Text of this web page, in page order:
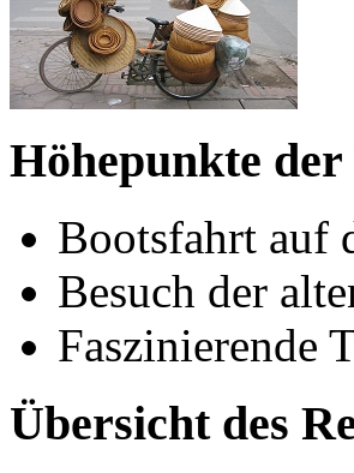
Höhepunkte der
Bootsfahrt auf
Besuch der
Faszinierende
Übersicht des